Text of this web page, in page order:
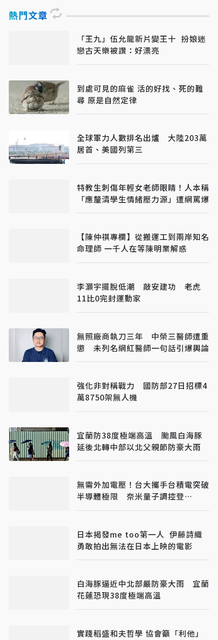
熱門文章
「王九」伍允龍新片變王十 扮娘迷
戀古天樂被讚：好漂亮
到處可見的麻雀 活的好找、死的難
尋 原是自然定律
全球軍力人數排名出爐 大陸203萬
居首、美國列第三
特教生刺傷年輕女老師眼睛！人本稱
「應釐清學生情緒壓力源」遭網罵爆
【陳仲祺專欄】從搬運工到兩岸知名
命理師 一千人在等陳明業解惑
李灝宇擺脫低潮 敲安建功 老虎
11比0完封運動家
無照廠商執刀三年 中榮三醫師遭重
懲 未列名網紅醫師一句話引爆輿論
強化非對稱戰力 國防部27日招標4
萬8750架無人機
宜蘭防38度極端高溫 颱風白海豚
延後北轉中部以北父親節防豪大雨
無需外加電壓！台大攜手台積電突破
半導體極限 奈米量子調控登
《Nature》
日本揭發me too第一人 伊藤詩織
勇敢拍出無法在日本上映的電影
白海豚逼近中北部嚴防豪大雨 宜蘭
花蓮恐現38度極端高溫
實踐稻盛和夫哲學 協會籲「利他」